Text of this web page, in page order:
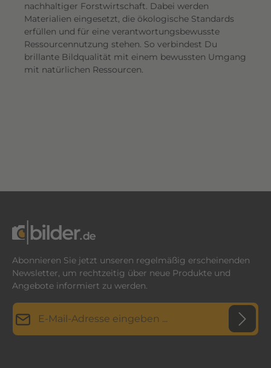
nachhaltiger Forstwirtschaft. Dabei werden
Materialien eingesetzt, die ökologische Standards
erfüllen und für eine verantwortungsbewusste
Ressourcennutzung stehen. So verbindest Du
brillante Bildqualität mit einem bewussten Umgang
mit natürlichen Ressourcen.
Abonnieren Sie jetzt unseren regelmäßig erscheinenden
Newsletter, um rechtzeitig über neue Produkte und
Angebote informiert zu werden.
E-Mail-Adresse*